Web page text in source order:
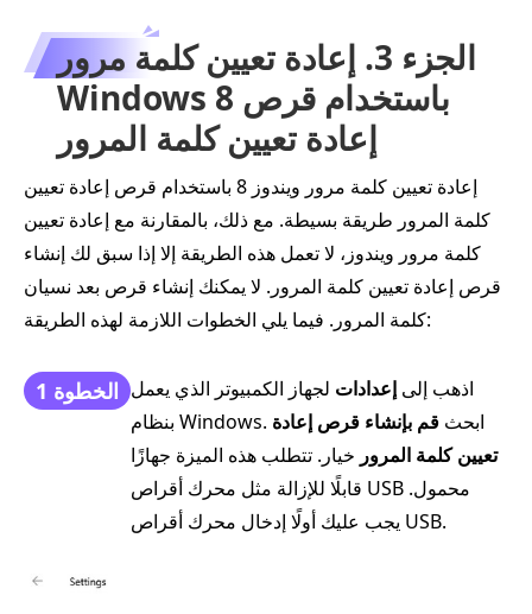
الجزء 3. إعادة تعيين كلمة مرور
Windows 8 باستخدام قرص
إعادة تعيين كلمة المرور
إعادة تعيين كلمة مرور ويندوز 8 باستخدام قرص إعادة تعيين
كلمة المرور طريقة بسيطة. مع ذلك، بالمقارنة مع إعادة تعيين
كلمة مرور ويندوز، لا تعمل هذه الطريقة إلا إذا سبق لك إنشاء
قرص إعادة تعيين كلمة المرور. لا يمكنك إنشاء قرص بعد نسيان
كلمة المرور. فيما يلي الخطوات اللازمة لهذه الطريقة:
الخطوة 1 اذهب إلى إعدادات لجهاز الكمبيوتر الذي يعمل
بنظام Windows. ابحث قم بإنشاء قرص إعادة
تعيين كلمة المرور خيار. تتطلب هذه الميزة جهازًا
قابلًا للإزالة مثل محرك أقراص USB محمول.
يجب عليك أولًا إدخال محرك أقراص USB.